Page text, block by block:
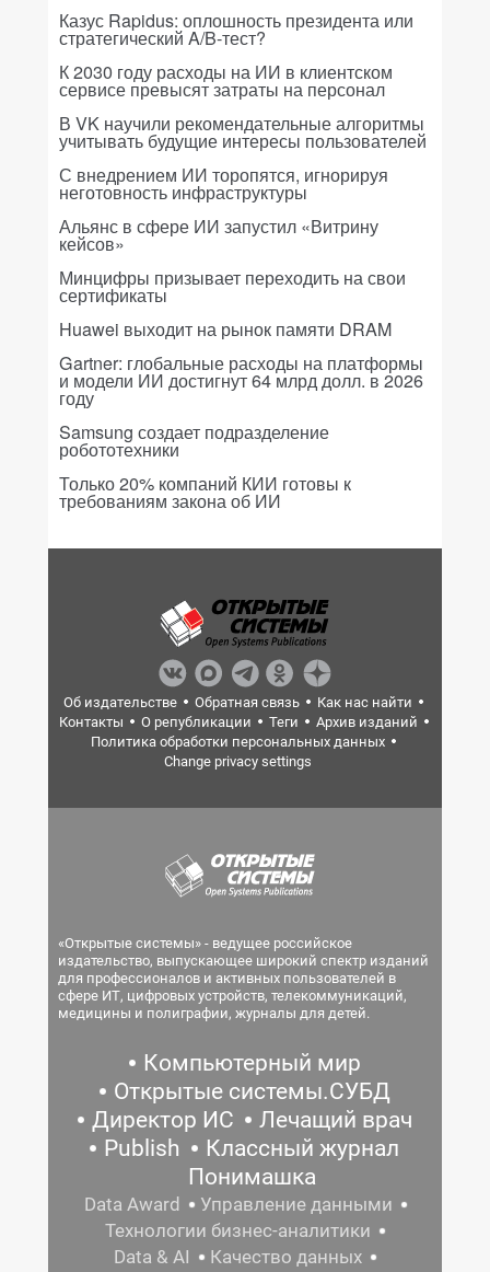
Казус Rapidus: оплошность президента или
стратегический A/B-тест?
К 2030 году расходы на ИИ в клиентском
сервисе превысят затраты на персонал
В VK научили рекомендательные алгоритмы
учитывать будущие интересы пользователей
С внедрением ИИ торопятся, игнорируя
неготовность инфраструктуры
Альянс в сфере ИИ запустил «Витрину
кейсов»
Минцифры призывает переходить на свои
сертификаты
Huawei выходит на рынок памяти DRAM
Gartner: глобальные расходы на платформы
и модели ИИ достигнут 64 млрд долл. в 2026
году
Samsung создает подразделение
робототехники
Только 20% компаний КИИ готовы к
требованиям закона об ИИ
Об издательстве Обратная связь
Как нас найти
Контакты
О републикации Теги
Архив изданий
Политика обработки персональных данных
Change privacy settings
«Открытые системы» - ведущее российское
издательство, выпускающее широкий спектр изданий
для профессионалов и активных пользователей в
сфере ИТ, цифровых устройств, телекоммуникаций,
медицины и полиграфии, журналы для детей.
Компьютерный мир
Открытые системы.СУБД
Директор ИС
Лечащий врач
Publish
Классный журнал
Понимашка
Data Award
Управление данными
Технологии бизнес-аналитики
Data & AI
Качество данных